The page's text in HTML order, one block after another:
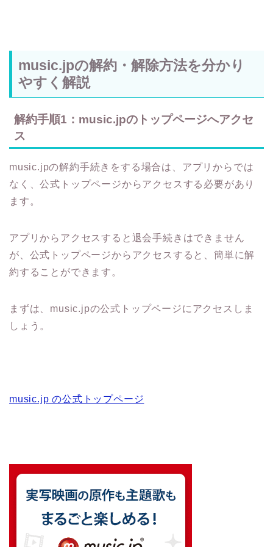
music.jpの解約・解除方法を分かり
やすく解説
解約手順1：music.jpのトップページへアクセ
ス
music.jpの解約手続きをする場合は、アプリからでは
なく、公式トップページからアクセスする必要があり
ます。
アプリからアクセスすると退会手続きはできません
が、公式トップページからアクセスすると、簡単に解
約することができます。
まずは、music.jpの公式トップページにアクセスしま
しょう。
music.jp の公式トップページ